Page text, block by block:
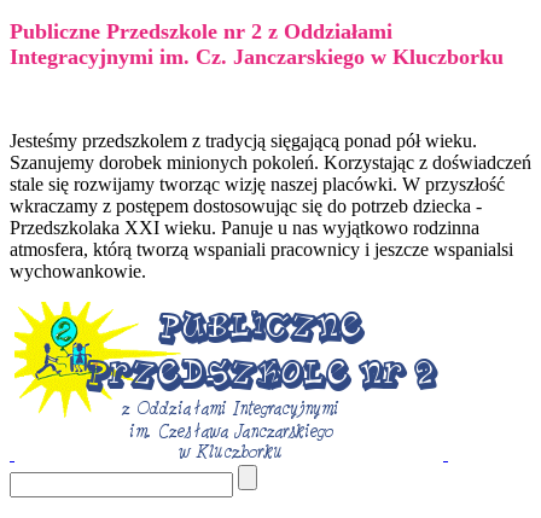
Publiczne Przedszkole nr 2 z Oddziałami
Integracyjnymi im. Cz. Janczarskiego w Kluczborku
Jesteśmy przedszkolem z tradycją sięgającą ponad pół wieku.
Szanujemy dorobek minionych pokoleń. Korzystając z doświadczeń
stale się rozwijamy tworząc wizję naszej placówki. W przyszłość
wkraczamy z postępem dostosowując się do potrzeb dziecka -
Przedszkolaka XXI wieku. Panuje u nas wyjątkowo rodzinna
atmosfera, którą tworzą wspaniali pracownicy i jeszcze wspanialsi
wychowankowie.